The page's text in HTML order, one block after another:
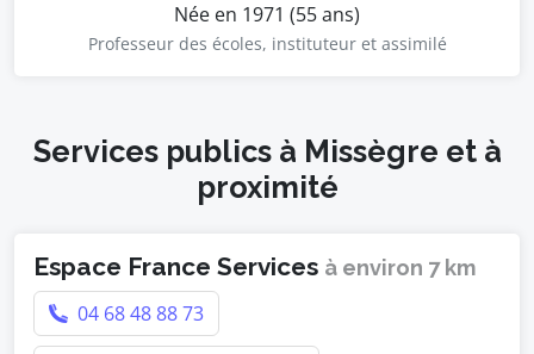
Née en 1971 (55 ans)
Professeur des écoles, instituteur et assimilé
Services publics à Missègre et à
proximité
Espace France Services à environ 7 km
04 68 48 88 73